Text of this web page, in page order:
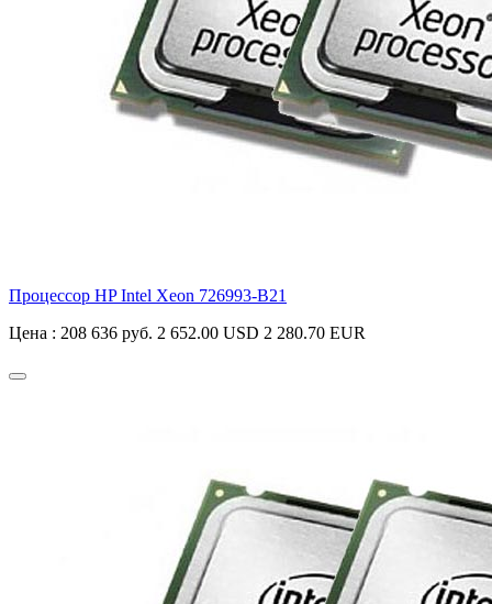
Процессор HP Intel Xeon 726993-B21
Цена : 208 636 руб. 2 652.00 USD 2 280.70 EUR